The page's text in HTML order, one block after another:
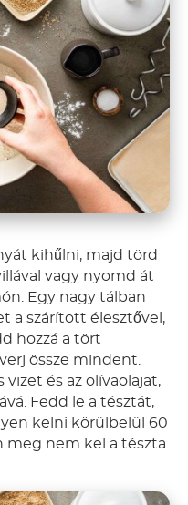
kihűlni, majd törd
vagy nyomd át
Egy nagy tálban
a szárított élesztővel,
hozzá a tört
össze mindent.
vizet és az olívaolajat,
Fedd le a tésztát,
kelni körülbelül 60
meg nem kel a tészta.